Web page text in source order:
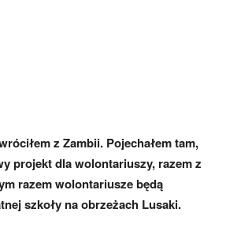
z Zambii. Pojecha­łem tam,
projekt dla wolontariu­szy, razem z
razem wolontariusze będą
szkoły na obrzeżach Lusaki.